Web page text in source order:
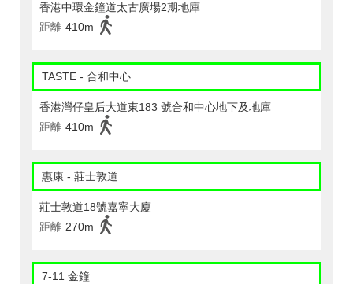
香港中環金鐘道太古廣場2期地庫
距離 410m
TASTE - 合和中心
香港灣仔皇后大道東183 號合和中心地下及地庫
距離 410m
惠康 - 莊士敦道
莊士敦道18號嘉寧大廈
距離 270m
7-11 金鐘